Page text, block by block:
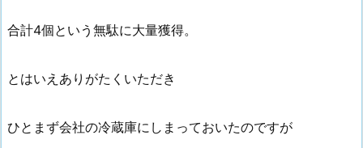
合計4個という無駄に大量獲得。
とはいえありがたくいただき
ひとまず会社の冷蔵庫にしまっておいたのですが